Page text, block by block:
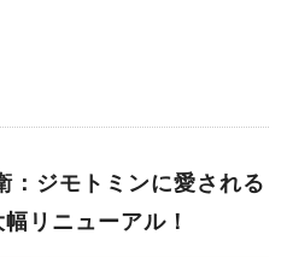
レッシングをつ
モチの美味
汁との相性バッチリです。 お
た自家製味噌だそうです。 大
雅な一時を過ごすことができま
をしにお店のカウンターへ。ど
止まりません(笑)
：ジモトミンに愛される
リニューアル！